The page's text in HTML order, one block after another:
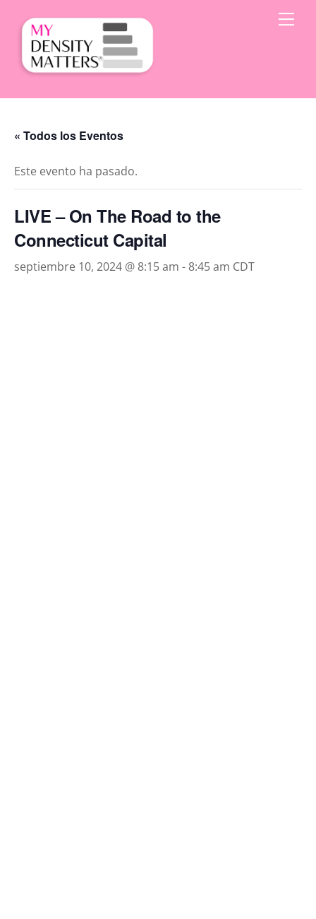
content
« Todos los Eventos
Este evento ha pasado.
LIVE – On The Road to the
Connecticut Capital
septiembre 10, 2024 @ 8:15 am - 8:45 am CDT